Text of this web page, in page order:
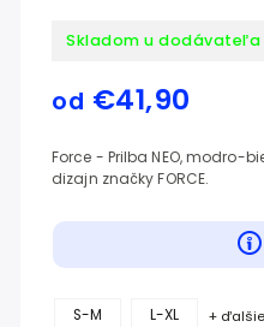
Skladom u dodávateľa
od €41,90
Force - Prilba NEO, modro-
dizajn značky FORCE.
S-M L-XL + ďalšie